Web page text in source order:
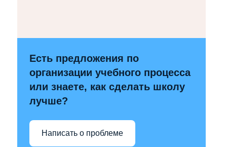
Есть предложения по
организации учебного процесса
или знаете, как сделать школу
лучше?
Написать о проблеме